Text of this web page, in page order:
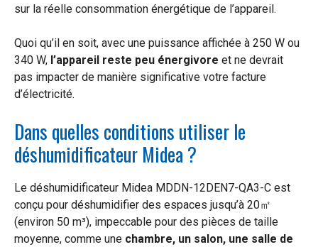
sur la réelle consommation énergétique de l’appareil.
Quoi qu’il en soit, avec une puissance affichée à 250 W ou
340 W, l’appareil reste peu énergivore et ne devrait
pas impacter de manière significative votre facture
d’électricité.
Dans quelles conditions utiliser le
déshumidificateur Midea ?
Le déshumidificateur Midea MDDN-12DEN7-QA3-C est
conçu pour déshumidifier des espaces jusqu’à 20㎡
(environ 50 m³), impeccable pour des pièces de taille
moyenne, comme une chambre, un salon, une salle de